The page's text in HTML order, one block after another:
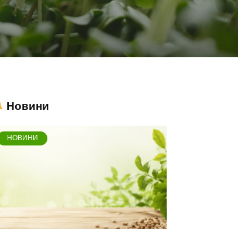
Новини
НОВИНИ